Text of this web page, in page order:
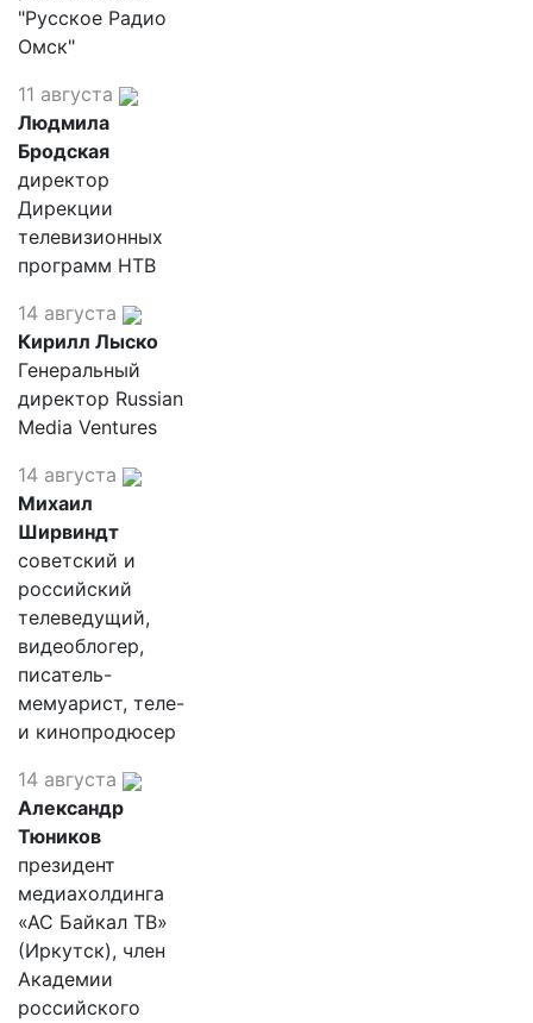
"Русское Радио
Омск"
11 августа
Людмила
Бродская
директор
Дирекции
телевизионных
программ НТВ
14 августа
Кирилл Лыско
Генеральный
директор Russian
Media Ventures
14 августа
Михаил
Ширвиндт
советский и
российский
телеведущий,
видеоблогер,
писатель-
мемуарист, теле-
и кинопродюсер
14 августа
Александр
Тюников
президент
медиахолдинга
«АС Байкал ТВ»
(Иркутск), член
Академии
российского